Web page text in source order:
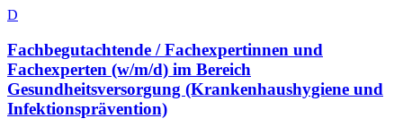
D
Fachbegutachtende / Fachexpertinnen und
Fachexperten (w/m/d) im Bereich
Gesundheitsversorgung (Krankenhaushygiene und
Infektionsprävention)